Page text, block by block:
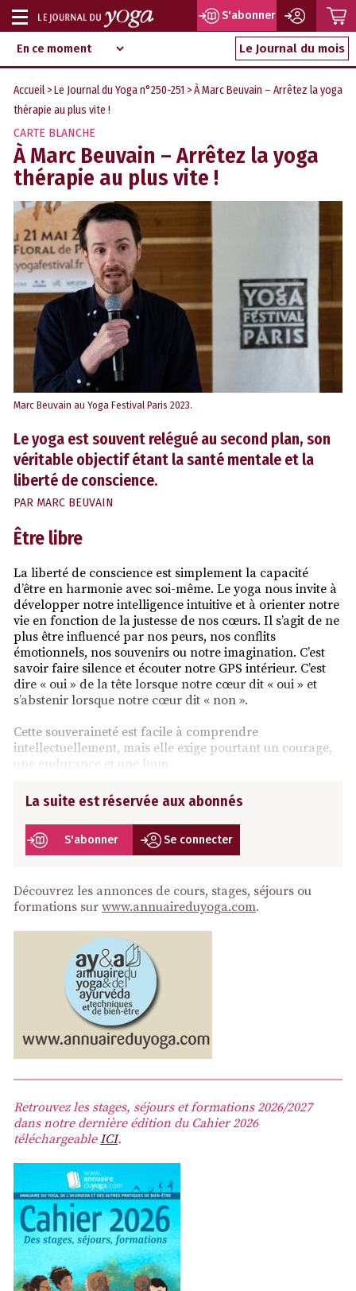
Aller
au
contenu
d‘information
indépendant
Afficher
ou
masquer
la
navigation
S'abonner
Le Journal du mois
Accueil >Le Journal du Yoga n°250-251 > À Marc Beuvain – Arrêtez la yoga
thérapie au plus vite !
CARTE BLANCHE
À Marc Beuvain – Arrêtez la yoga
thérapie au plus vite !
Marc Beuvain au Yoga Festival Paris 2023.
Le yoga est souvent relégué au second plan, son
véritable objectif étant la santé mentale et la
liberté de conscience.
PAR MARC BEUVAIN
Être libre
La liberté de conscience est simplement la capacité
d’être en harmonie avec soi-même. Le yoga nous invite à
développer notre intelligence intuitive et à orienter notre
vie en fonction de la justesse de nos cœurs. Il s’agit de ne
plus être influencé par nos peurs, nos conflits
émotionnels, nos souvenirs ou notre imagination. C’est
savoir faire silence et écouter notre GPS intérieur. C’est
dire « oui » de la tête lorsque notre cœur dit « oui » et
s’abstenir lorsque notre cœur dit « non ».
Cette souveraineté est facile à comprendre
intellectuellement, mais elle exige pourtant un courage,
une endurance et une hum
La suite est réservée aux abonnés
S'abonner Se connecter
Découvrez les annonces de cours, stages, séjours ou
formations sur www.annuaireduyoga.com.
Retrouvez les stages, séjours et formations 2026/2027
dans notre dernière édition du Cahier 2026
téléchargeableICI.